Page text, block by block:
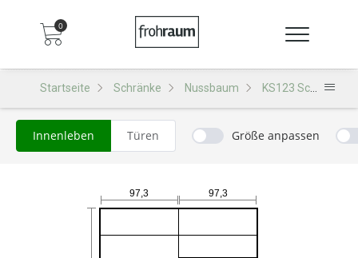
0
Startseite Schränke Nussbaum KS123 Schrank
Innenleben Türen Größe anpassen